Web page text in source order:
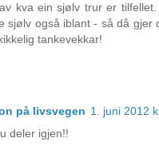
kva ein sjølv trur er
sjølv også iblant - så då gjer
tankevekkar!
på livsvegen 1. juni 2012
deler igjen!!